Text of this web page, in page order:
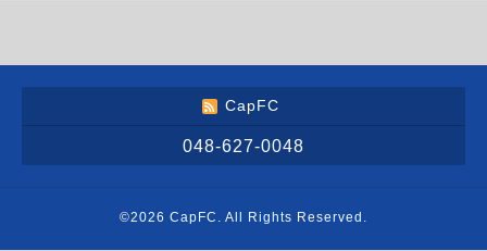
CapFC
048-627-0048
©2026 CapFC . All Rights Reserved.